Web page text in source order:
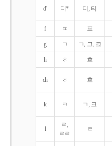
d' 디* 디, 티
f ㅍ 프
g ㄱ ㄱ, 그, 크
h ㅎ 흐
ch ㅎ 흐
k ㅋ ㄱ, 크
l
ㄹ,
ㄹㄹ
ㄹ